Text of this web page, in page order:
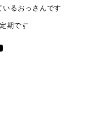
るおっさんです
期です